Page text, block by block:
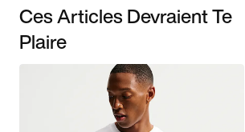
Ces Articles Devraient Te
Plaire